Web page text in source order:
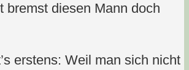
bremst diesen Mann doch
erstens: Weil man sich nicht